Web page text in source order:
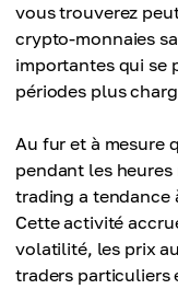
vous trouverez
crypto-monnaies
importantes qui se
périodes plus
Au fur et à mesure
pendant les
trading a tendance
Cette activité
volatilité, les prix
traders particuliers